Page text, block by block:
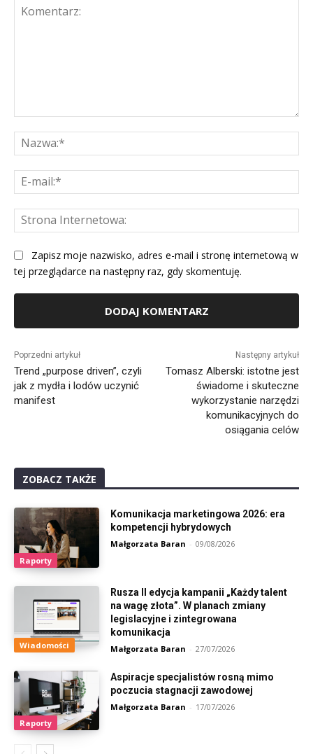
Zapisz moje nazwisko, adres e-mail i stronę internetową w
tej przeglądarce na następny raz, gdy skomentuję.
Poprzedni artykuł
Trend „purpose driven”, czyli
jak z mydła i lodów uczynić
manifest
Następny artykuł
Tomasz Alberski: istotne jest
świadome i skuteczne
wykorzystanie narzędzi
komunikacyjnych do
osiągania celów
ZOBACZ TAKŻE
Raporty
Komunikacja marketingowa 2026: era
kompetencji hybrydowych
Małgorzata Baran - 09/08/2026
Wiadomości
Rusza II edycja kampanii „Każdy talent
na wagę złota”. W planach zmiany
legislacyjne i zintegrowana
komunikacja
Małgorzata Baran - 27/07/2026
Raporty
Aspiracje specjalistów rosną mimo
poczucia stagnacji zawodowej
Małgorzata Baran - 17/07/2026